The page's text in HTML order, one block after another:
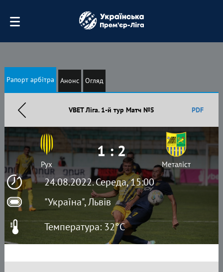
Рапорт арбітра Анонс Огляд
VBET Ліга. 1-й тур Матч №5 PDF
24.08.2022. Середа, 15:00
"Україна", Львів
Рух
1 : 2
Металіст
Температура: 32°C